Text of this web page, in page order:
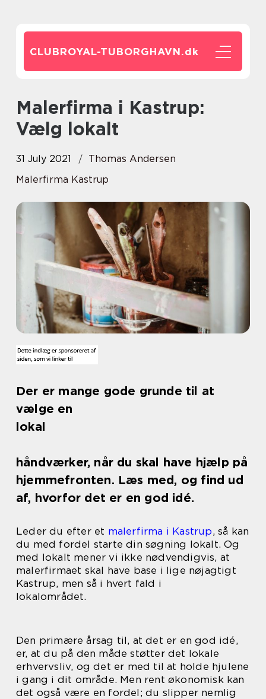
CLUBROYAL-TUBORGHAVN.dk
Malerfirma i Kastrup:
Vælg lokalt
31 July 2021
Thomas Andersen
Malerfirma Kastrup
Der er mange gode grunde til at
vælge en
lokal
håndværker, når du skal have hjælp på
hjemmefronten. Læs med, og find ud
af, hvorfor det er en god idé.
Leder du efter et malerfirma i Kastrup, så kan
du med fordel starte din søgning lokalt. Og
med lokalt mener vi ikke nødvendigvis, at
malerfirmaet skal have base i lige nøjagtigt
Kastrup, men så i hvert fald i
lokalområdet.
Den primære årsag til, at det er en god idé,
er, at du på den måde støtter det lokale
erhvervsliv, og det er med til at holde hjulene
i gang i dit område. Men rent økonomisk kan
det også være en fordel; du slipper nemlig